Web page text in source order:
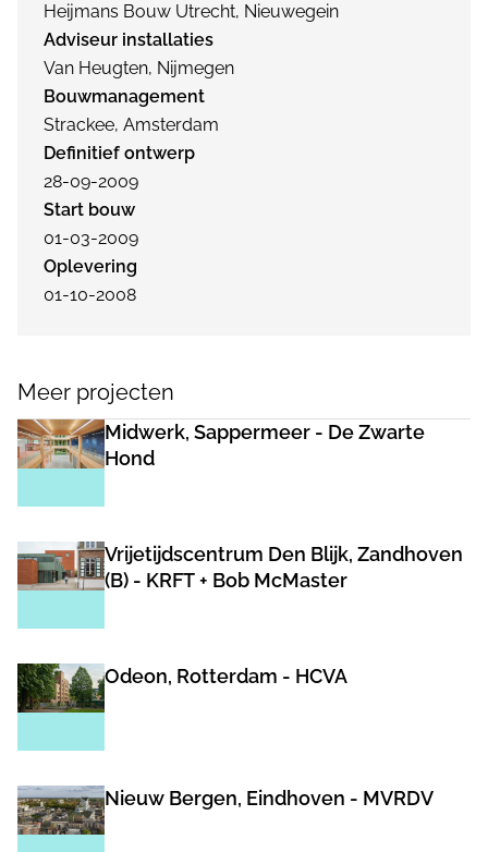
Heijmans Bouw Utrecht, Nieuwegein
Adviseur installaties
Van Heugten, Nijmegen
Bouwmanagement
Strackee, Amsterdam
Definitief ontwerp
28-09-2009
Start bouw
01-03-2009
Oplevering
01-10-2008
Meer projecten
Midwerk, Sappermeer - De Zwarte
Hond
Vrijetijdscentrum Den Blijk, Zandhoven
(B) - KRFT + Bob McMaster
Odeon, Rotterdam - HCVA
Nieuw Bergen, Eindhoven - MVRDV